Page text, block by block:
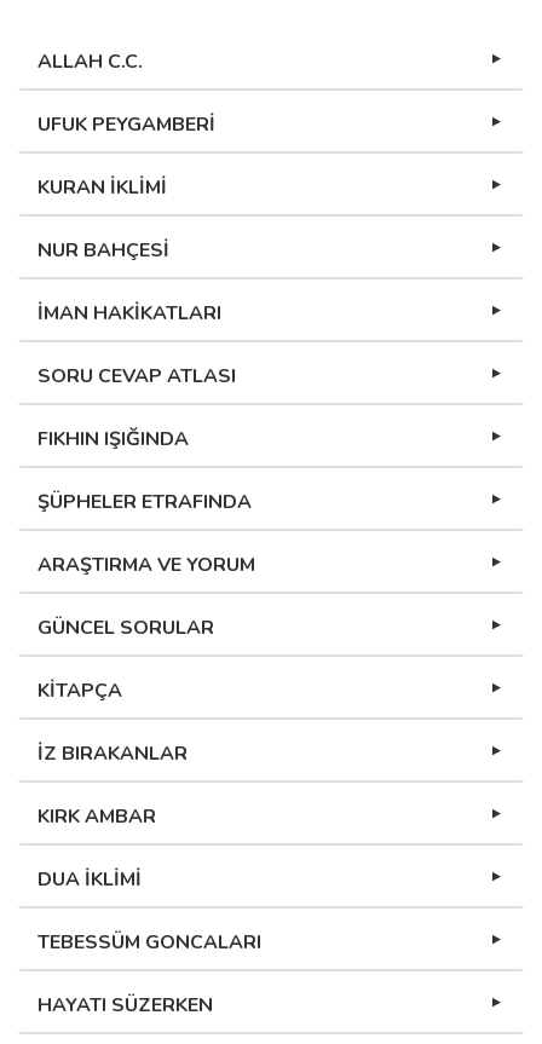
ALLAH C.C.
UFUK PEYGAMBERİ
KURAN İKLİMİ
NUR BAHÇESİ
İMAN HAKİKATLARI
SORU CEVAP ATLASI
FIKHIN IŞIĞINDA
ŞÜPHELER ETRAFINDA
ARAŞTIRMA VE YORUM
GÜNCEL SORULAR
KİTAPÇA
İZ BIRAKANLAR
KIRK AMBAR
DUA İKLİMİ
TEBESSÜM GONCALARI
HAYATI SÜZERKEN